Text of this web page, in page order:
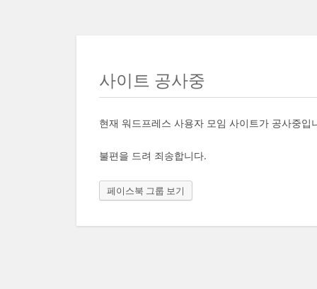
사이트 공사중
현재 워드프레스 사용자 모임 사이트가 공사중입
불편을 드려 죄송합니다.
페이스북 그룹 보기